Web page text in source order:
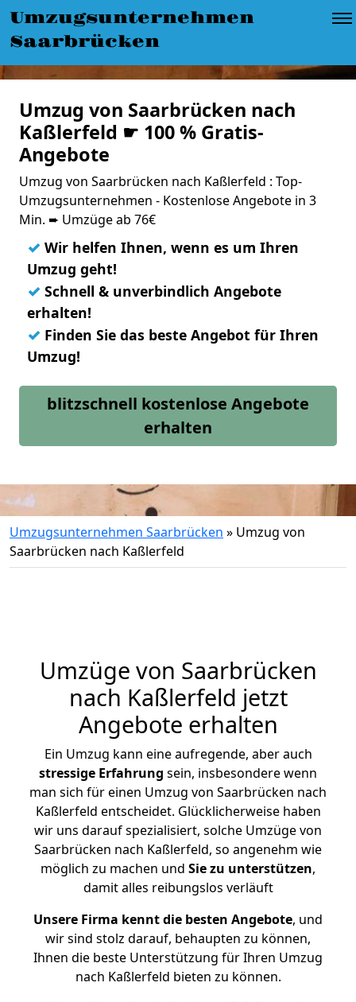
Umzugsunternehmen
Saarbrücken
Umzug von Saarbrücken nach
Kaßlerfeld ☛ 100 % Gratis-
Angebote
Umzug von Saarbrücken nach Kaßlerfeld : Top-
Umzugsunternehmen - Kostenlose Angebote in 3
Min. ➨ Umzüge ab 76€
✓ Wir helfen Ihnen, wenn es um Ihren
Umzug geht!
✓ Schnell & unverbindlich Angebote
erhalten!
✓ Finden Sie das beste Angebot für Ihren
Umzug!
blitzschnell kostenlose Angebote
erhalten
Umzugsunternehmen Saarbrücken » Umzug von
Saarbrücken nach Kaßlerfeld
Umzüge von Saarbrücken
nach Kaßlerfeld jetzt
Angebote erhalten
Ein Umzug kann eine aufregende, aber auch
stressige Erfahrung sein, insbesondere wenn
man sich für einen Umzug von Saarbrücken nach
Kaßlerfeld entscheidet. Glücklicherweise haben
wir uns darauf spezialisiert, solche Umzüge von
Saarbrücken nach Kaßlerfeld, so angenehm wie
möglich zu machen und Sie zu unterstützen,
damit alles reibungslos verläuft
Unsere Firma kennt die besten Angebote, und
wir sind stolz darauf, behaupten zu können,
Ihnen die beste Unterstützung für Ihren Umzug
nach Kaßlerfeld bieten zu können.